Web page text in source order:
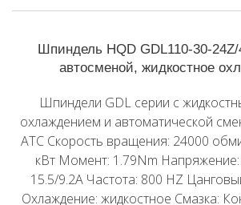
Шпиндель HQD GDL110-30-24Z/
автосменой, жидкостное
Шпиндели GDL серии с
охлаждением и автоматической
ATC Скорость вращения: 24000
кВт Момент: 1.79Nm Напряжение:
15.5/9.2A Частота: 800 HZ
Охлаждение: жидкостное Смазка: